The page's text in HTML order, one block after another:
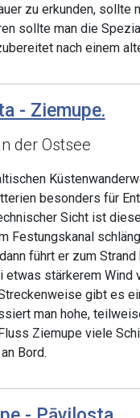
zu erkunden, sollte
sollte man die
nach einem
- Ziemupe.
der Ostsee
besonders für
Sicht ist
Festungskanal
führt er zum
etwas stärkerem
gibt es
man hohe,
Ziemupe viele
Bord.